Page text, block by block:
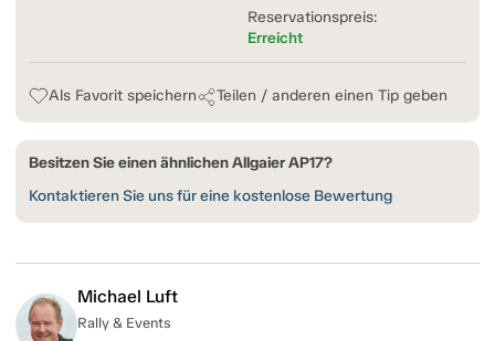
Reservationspreis:
Erreicht
Als Favorit speichern Teilen / anderen einen Tip geben
Besitzen Sie einen ähnlichen Allgaier AP17?
Kontaktieren Sie uns für eine kostenlose Bewertung
Michael Luft
Rally & Events